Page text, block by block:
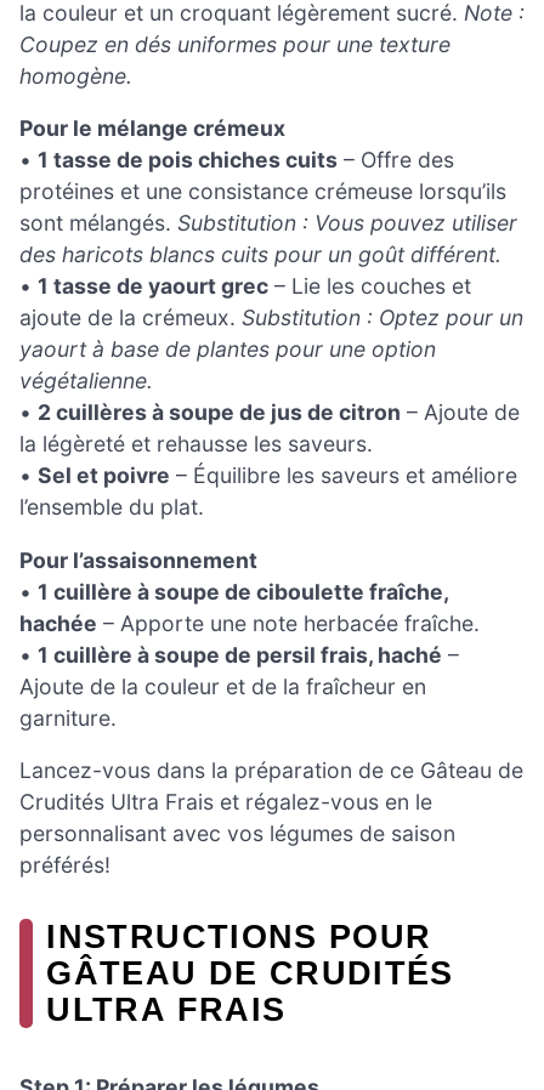
la couleur et un croquant légèrement sucré. Note :
Coupez en dés uniformes pour une texture
homogène.
Pour le mélange crémeux
• 1 tasse de pois chiches cuits – Offre des
protéines et une consistance crémeuse lorsqu’ils
sont mélangés. Substitution : Vous pouvez utiliser
des haricots blancs cuits pour un goût différent.
• 1 tasse de yaourt grec – Lie les couches et
ajoute de la crémeux. Substitution : Optez pour un
yaourt à base de plantes pour une option
végétalienne.
• 2 cuillères à soupe de jus de citron – Ajoute de
la légèreté et rehausse les saveurs.
• Sel et poivre – Équilibre les saveurs et améliore
l’ensemble du plat.
Pour l’assaisonnement
• 1 cuillère à soupe de ciboulette fraîche,
hachée – Apporte une note herbacée fraîche.
• 1 cuillère à soupe de persil frais, haché –
Ajoute de la couleur et de la fraîcheur en
garniture.
Lancez-vous dans la préparation de ce Gâteau de
Crudités Ultra Frais et régalez-vous en le
personnalisant avec vos légumes de saison
préférés!
INSTRUCTIONS POUR
GÂTEAU DE CRUDITÉS
ULTRA FRAIS